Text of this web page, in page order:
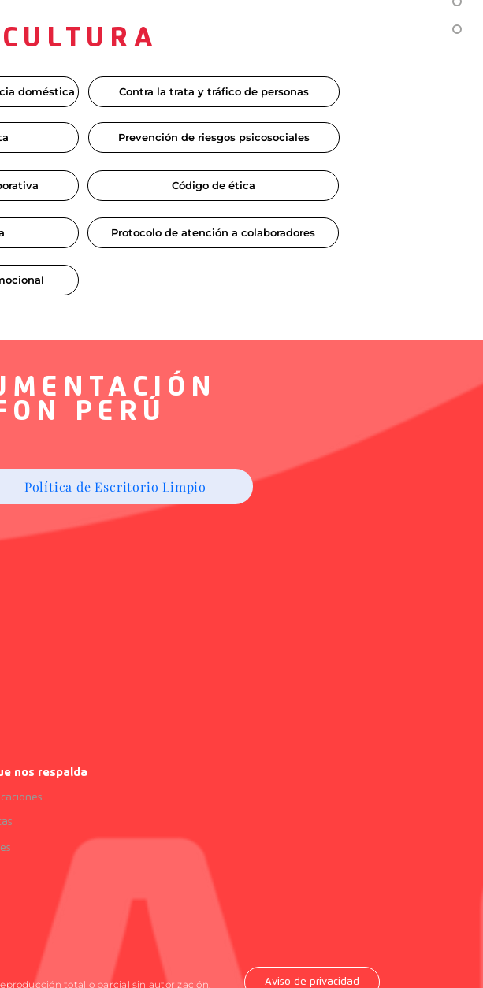
doméstica Contra la trata y tráfico de personas
Prevención de riesgos psicosociales
Código de ética
Protocolo de atención a colaboradores
PERÚ
Política de Escritorio Limpio
nos respalda
total o parcial sin autorización. Aviso de privacidad